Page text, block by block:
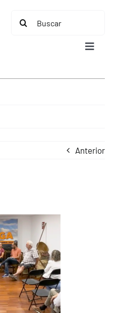
Buscar:
Toggle
Anterior